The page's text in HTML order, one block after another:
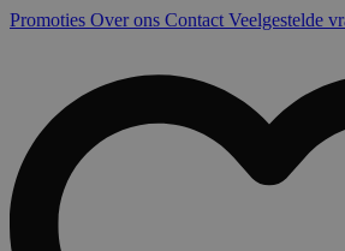
Promoties Over ons Contact Veelgestelde